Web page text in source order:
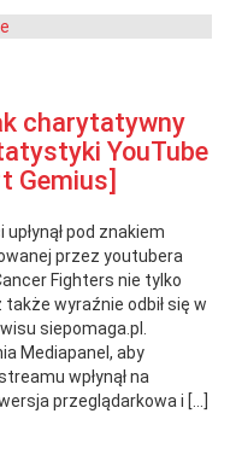
charytatywny
YouTube
Gemius]
pod znakiem
przez youtubera
Fighters nie tylko
wyraźnie odbił się w
siepomaga.pl.
Mediapanel, aby
wpłynął na
przeglądarkowa i […]